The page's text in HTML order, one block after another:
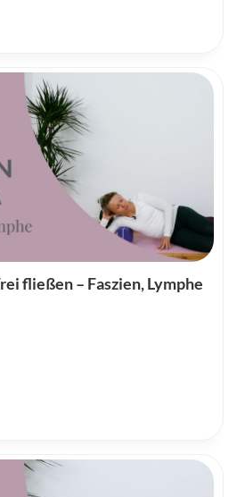
fließen – Faszien, Lymphe